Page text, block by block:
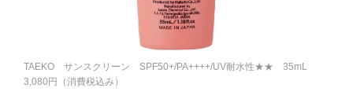
TAEKO サンスクリーン SPF50+/PA++++/UV耐水性★★ 35mL
3,080円（消費税込み）